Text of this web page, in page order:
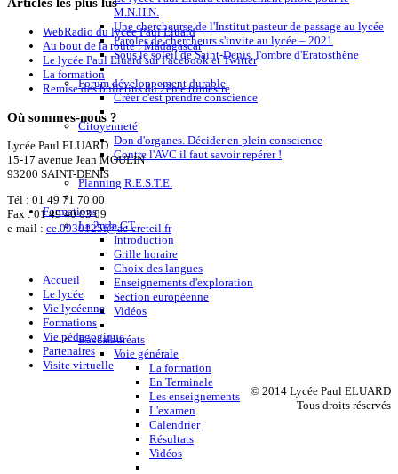
M.N.H.N.
Une chercheurse de l'Institut pasteur de passage au lycée
Paroles de chercheurs s'invite au lycée – 2021
Sous le soleil de Saint-Denis, l'ombre d'Eratosthène
Forum développement durable
Créer c'est prendre conscience
Citoyenneté
Don d'organes. Décider en plein conscience
Contre l'AVC il faut savoir repérer !
Planning R.E.S.T.E.
Formations
La 2nde GT
Introduction
Grille horaire
Choix des langues
Enseignements d'exploration
Section européenne
Vidéos
Baccalauréats
Voie générale
La formation
En Terminale
Les enseignements
L'examen
Calendrier
Résultats
Vidéos
WebRadio du lycée Paul Eluard
Au bout de la route : Madagascar
Le lycée Paul Eluard sur Facebook et Twitter
La formation
Remise des bulletins du 2ème trimestre
Où sommes-nous ?
Lycée Paul ELUARD
15-17 avenue Jean MOULIN
93200 SAINT-DENIS
Tél : 01 49 71 70 00
Fax : 01 49 40 03 09
e-mail : ce.0930125f@ac-creteil.fr
Accueil
Le lycée
Vie lycéenne
Formations
Vie pédagogique
Partenaires
Visite virtuelle
© 2014 Lycée Paul ELUARD
Tous droits réservés